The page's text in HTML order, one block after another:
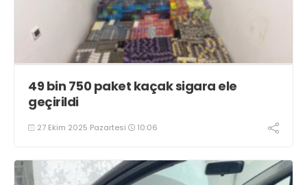
49 bin 750 paket kaçak sigara ele
geçirildi
27 Ekim 2025 Pazartesi 10:06